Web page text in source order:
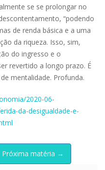
se se prolongar no
“podendo
de renda básica e a uma
da riqueza. Isso, sim,
do ingresso e o
revertido a longo prazo. É
mentalidade. Profunda.
2020-06-
da-desigualdade-e-
Próxima matéria →